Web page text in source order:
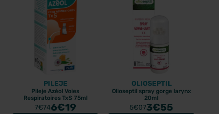
PILEJE
Pileje Azéol Voies
Respiratoires TxS 75ml
7€746€19
OLIOSEPTIL
Olioseptil spray gorge larynx
20ml
5€073€55